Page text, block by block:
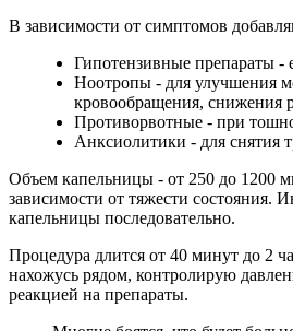
В зависимости от симптомов
Гипотензивные препараты -
Ноотропы - для улучшения
кровообращения, снижения
Противорвотные - при
Анксиолитики - для снятия
Объем капельницы - от 250 до 1200
зависимости от тяжести состояния.
капельницы последовательно.
Процедура длится от 40 минут до 2
нахожусь рядом, контролирую
реакцией на препараты.